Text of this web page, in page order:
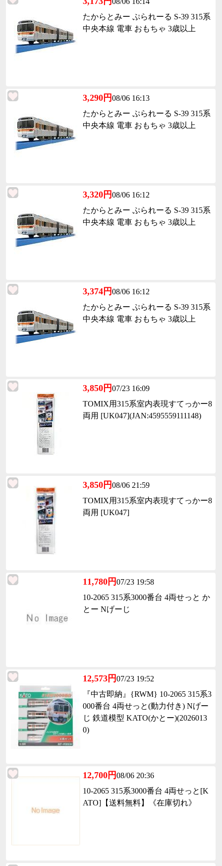
たからとみー ぷられーる S-39 315系
中央本線 電車 おもちゃ 3歳以上
3,290円08/06 16:13
たからとみー ぷられーる S-39 315系
中央本線 電車 おもちゃ 3歳以上
3,320円08/06 16:12
たからとみー ぷられーる S-39 315系
中央本線 電車 おもちゃ 3歳以上
3,374円08/06 16:12
たからとみー ぷられーる S-39 315系
中央本線 電車 おもちゃ 3歳以上
3,850円07/23 16:09
TOMIX用315系室内表現すてっかー8
両用 [UK047](JAN:4595559111148)
3,850円08/06 21:59
TOMIX用315系室内表現すてっかー8
両用 [UK047]
11,780円07/23 19:58
10-2065 315系3000番台 4両せっと か
とー Nげーじ
12,573円07/23 19:52
『中古即納』{RWM} 10-2065 315系3
000番台 4両せっと(動力付き) Nげー
じ 鉄道模型 KATO(かとー)(2026013
0)
12,700円08/06 20:36
10-2065 315系3000番台 4両せっと[K
ATO]【送料無料】《在庫切れ》